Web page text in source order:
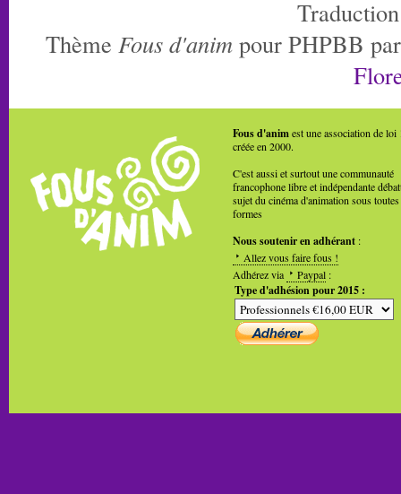
Thème Fous d'anim pour PHPBB
Fous d'animest une association de loi
créée en 2000.
C'est aussi et surtout une communauté
francophone libre et indépendante
sujet du cinéma d'animation sous toutes
formes
Nous soutenir en adhérant :
Allez vous faire fous !
Adhérez via
Paypal :
Type d'adhésion pour 2015 :